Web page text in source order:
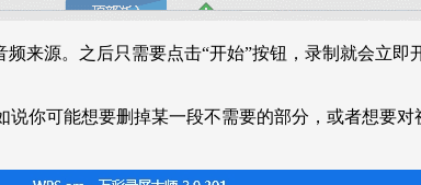
来源。之后只需要点击“开始”按钮，录制就会立
你可能想要删掉某一段不需要的部分，或者想要